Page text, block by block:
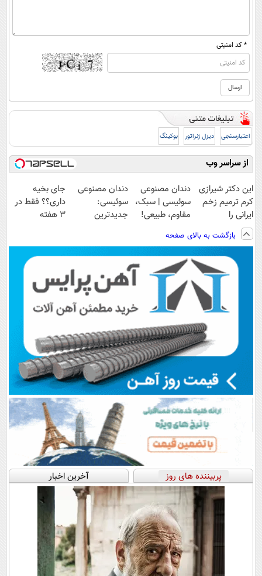
* کد امنیتی
اعتبارسنجی دیزل ژنراتور بوکینگ
از سراسر وب
این دکتر شیرازی
کرم ترمیم زخم
ایرانی را
ساخت!!!
دندان مصنوعی
سوئیسی | سبک،
مقاوم، طبیعی!
رایگان+پرداخت
اقساطی😍
دندان مصنوعی
سوئیسی:
جدیدترین
پرداخت قسطی
جای بخیه
داری؟؟ فقط در
3 هفته
بازگشت به بالای صفحه
پربیننده های روز آخرین اخبار